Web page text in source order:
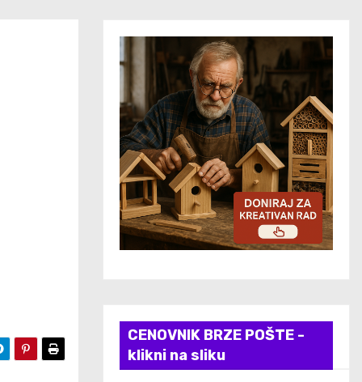
CENOVNIK BRZE POŠTE -
klikni na sliku